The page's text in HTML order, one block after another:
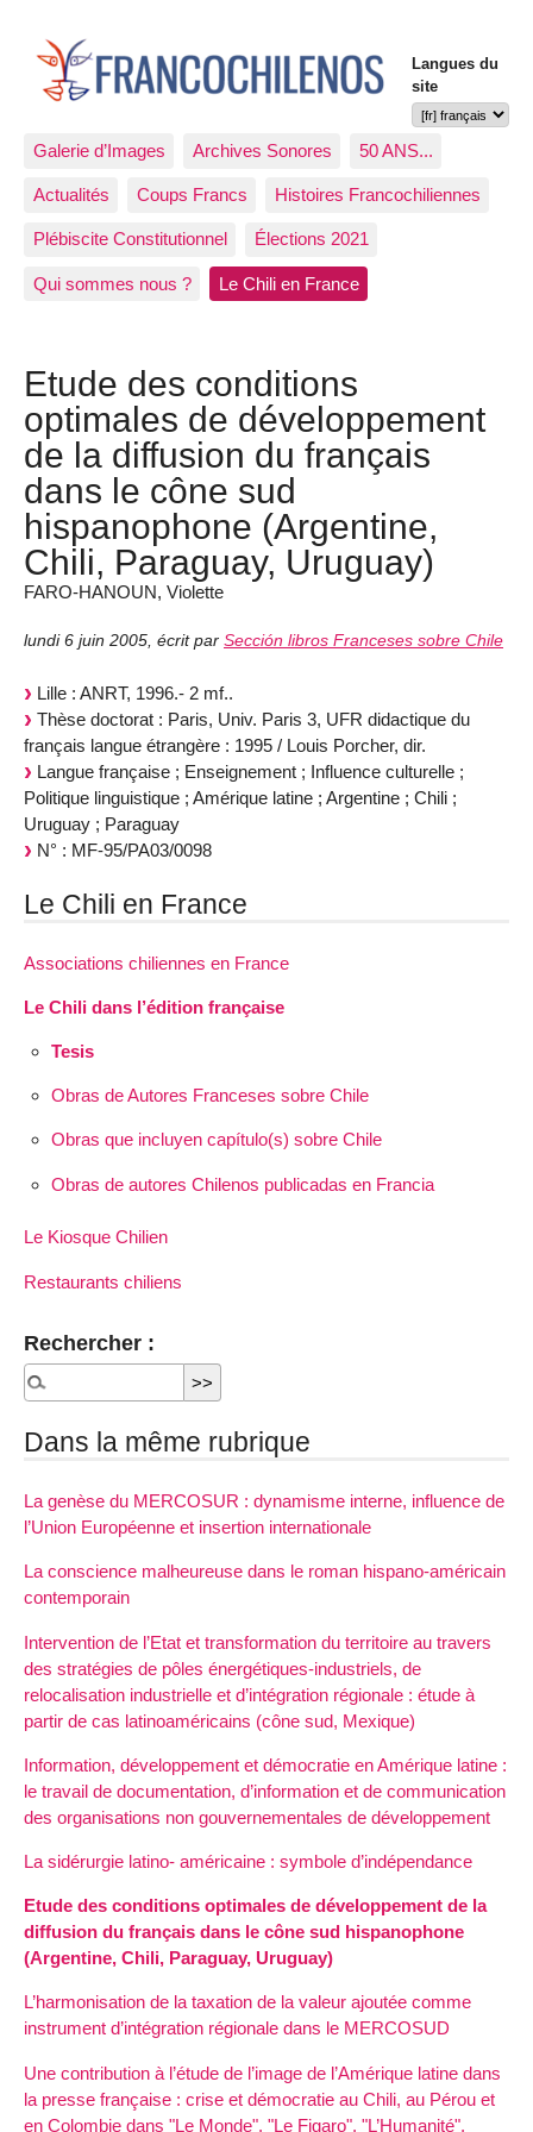
Langues du
site
Galerie d’Images Archives Sonores 50 ANS...
Actualités Coups Francs Histoires Francochiliennes
Plébiscite Constitutionnel Élections 2021
Qui sommes nous ? Le Chili en France
Etude des conditions
optimales de développement
de la diffusion du français
dans le cône sud
hispanophone (Argentine,
Chili, Paraguay, Uruguay)
FARO-HANOUN, Violette
lundi 6 juin 2005, écrit par Sección libros Franceses sobre Chile
Lille : ANRT, 1996.- 2 mf..
Thèse doctorat : Paris, Univ. Paris 3, UFR didactique du
français langue étrangère : 1995 / Louis Porcher, dir.
Langue française ; Enseignement ; Influence culturelle ;
Politique linguistique ; Amérique latine ; Argentine ; Chili ;
Uruguay ; Paraguay
N° : MF-95/PA03/0098
Le Chili en France
Associations chiliennes en France
Le Chili dans l’édition française
Tesis
Obras de Autores Franceses sobre Chile
Obras que incluyen capítulo(s) sobre Chile
Obras de autores Chilenos publicadas en Francia
Le Kiosque Chilien
Restaurants chiliens
Rechercher :
Dans la même rubrique
La genèse du MERCOSUR : dynamisme interne, influence de
l’Union Européenne et insertion internationale
La conscience malheureuse dans le roman hispano-américain
contemporain
Intervention de l’Etat et transformation du territoire au travers
des stratégies de pôles énergétiques-industriels, de
relocalisation industrielle et d’intégration régionale : étude à
partir de cas latinoaméricains (cône sud, Mexique)
Information, développement et démocratie en Amérique latine :
le travail de documentation, d’information et de communication
des organisations non gouvernementales de développement
La sidérurgie latino- américaine : symbole d’indépendance
Etude des conditions optimales de développement de la
diffusion du français dans le cône sud hispanophone
(Argentine, Chili, Paraguay, Uruguay)
L’harmonisation de la taxation de la valeur ajoutée comme
instrument d’intégration régionale dans le MERCOSUD
Une contribution à l’étude de l’image de l’Amérique latine dans
la presse française : crise et démocratie au Chili, au Pérou et
en Colombie dans "Le Monde", "Le Figaro", "L’Humanité",